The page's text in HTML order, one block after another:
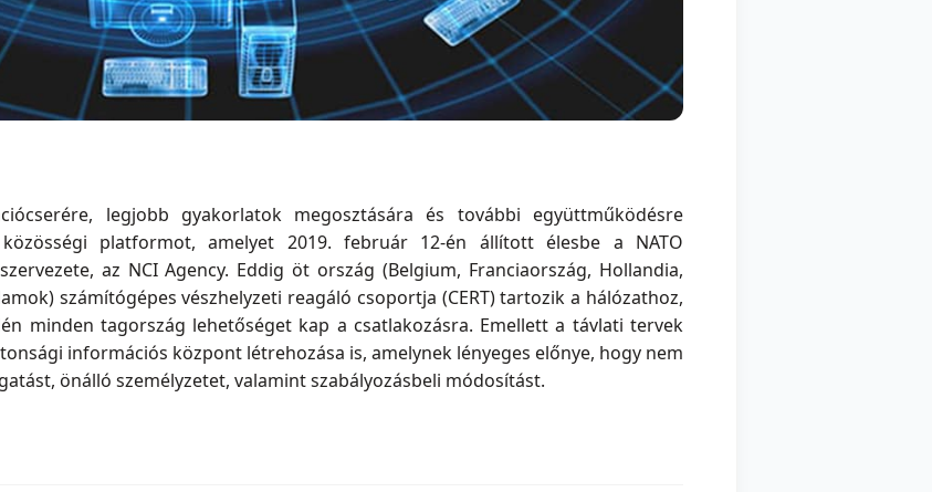
legjobb gyakorlatok megosztására és további együttműködésre
platformot, amelyet 2019. február 12-én állított élesbe a NATO
az NCI Agency. Eddig öt ország (Belgium, Franciaország, Hollandia,
számítógépes vészhelyzeti reagáló csoportja (CERT) tartozik a hálózathoz,
minden tagország lehetőséget kap a csatlakozásra. Emellett a távlati tervek
információs központ létrehozása is, amelynek lényeges előnye, hogy nem
önálló személyzetet, valamint szabályozásbeli módosítást.